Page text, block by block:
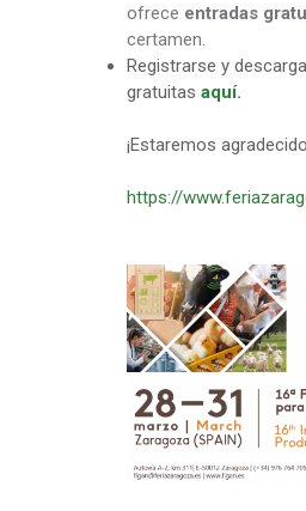
ofrece entradas
certamen.
Registrarse y
gratuitas aquí.
¡Estaremos
https://